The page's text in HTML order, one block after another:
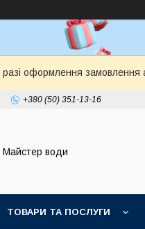
разі оформлення замовлення
+380 (50) 351-13-16
Майстер води
ТОВАРИ ТА ПОСЛУГИ